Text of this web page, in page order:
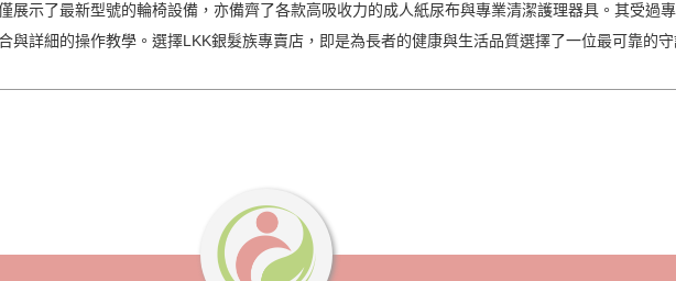
展示了最新型號的輪椅設備，亦備齊了各款高吸收力的成人紙尿布與專業清潔護理器具。其受過
詳細的操作教學。選擇LKK銀髮族專賣店，即是為長者的健康與生活品質選擇了一位最可靠的守